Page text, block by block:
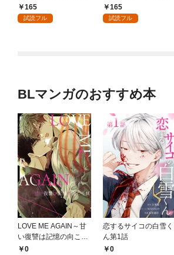
息に腕を折られたの
で、責任とってもらい
165
試読フル
り］ 第1話
165
試読フル
BLマンガのおすすめ本
LOVE ME AGAIN～甘
い復讐は記憶の向こう
側～(1)
0
恋するサイコの白雪く
ん第1話
0